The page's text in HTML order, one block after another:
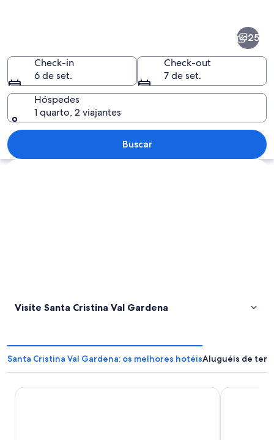
Val
Gardena
Paisagem montanhosa com um pico
25
Check-in
6 de set.
Check-out
7 de set.
Hóspedes
1 quarto, 2 viajantes
Buscar
Explorar mapa
Visite Santa Cristina Val Gardena
Santa Cristina Val Gardena: os melhores hotéisAluguéis de
Alpstay - Smart Hotel Saslong ANNA